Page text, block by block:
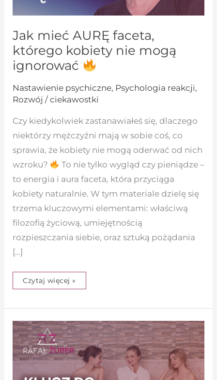
Jak mieć AURĘ faceta,
którego kobiety nie mogą
ignorować
Nastawienie psychiczne, Psychologia reakcji,
Rozwój / ciekawostki
Czy kiedykolwiek zastanawiałeś się, dlaczego
niektórzy mężczyźni mają w sobie coś, co
sprawia, że kobiety nie mogą oderwać od nich
wzroku?
To nie tylko wygląd czy pieniądze –
to energia i aura faceta, która przyciąga
kobiety naturalnie. W tym materiale dzielę się
trzema kluczowymi elementami: właściwą
filozofią życiową, umiejętnością
rozpieszczania siebie, oraz sztuką pożądania
[…]
Czytaj więcej »
Największa
tajemnica
skuteczności
z
kobietami